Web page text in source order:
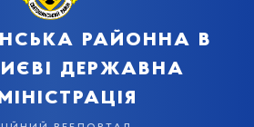
районна в
державна